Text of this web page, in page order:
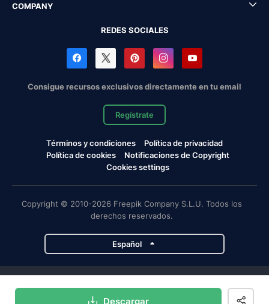
Descargar
COMPANY
REDES SOCIALES
Consigue recursos exclusivos directamente en tu email
Regístrate
Términos y condiciones
Política de privacidad
Política de cookies
Notificaciones de Copyright
Cookies settings
Copyright © 2010-2026 Freepik Company S.L.U. Todos los
derechos reservados.
Español